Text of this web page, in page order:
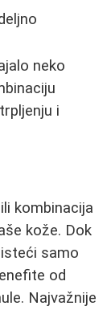
neko
i
kombinacija
kože. Dok
samo
od
Najvažnije